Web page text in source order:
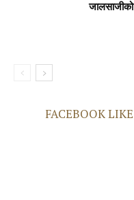
जालसाजीको
FACEBOOK LIKE